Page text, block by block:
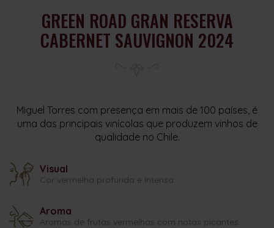
GREEN ROAD GRAN RESERVA
CABERNET SAUVIGNON 2024
Miguel Torres com presença em mais de 100 países, é
uma das principais vinícolas que produzem vinhos de
qualidade no Chile.
Visual
Cor vermelha profunda e intensa.
Aroma
Aromas de frutas vermelhas com notas picantes.